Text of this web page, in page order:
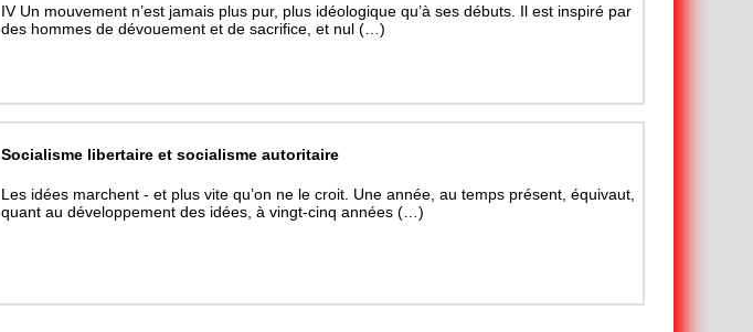
IV Un mouvement n’est jamais plus pur, plus idéologique qu’à ses débuts. Il est inspiré par
des hommes de dévouement et de sacrifice, et nul (…)
Socialisme libertaire et socialisme autoritaire
Les idées marchent - et plus vite qu’on ne le croit. Une année, au temps présent, équivaut,
quant au développement des idées, à vingt-cinq années (…)